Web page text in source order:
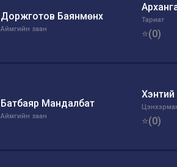
Доржготов Баянмөнх
Аймгийн заан
Тариат
⭐(0)
Батбаяр Мандалбат
Аймгийн заан
Хэнтий
⭐(0)